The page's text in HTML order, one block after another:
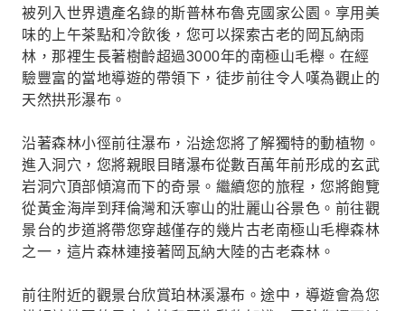
被列入世界遺產名錄的斯普林布魯克國家公園。享用美
味的上午茶點和冷飲後，您可以探索古老的岡瓦納雨
林，那裡生長著樹齡超過3000年的南極山毛櫸。在經
驗豐富的當地導遊的帶領下，徒步前往令人嘆為觀止的
天然拱形瀑布。
沿著森林小徑前往瀑布，沿途您將了解獨特的動植物。
進入洞穴，您將親眼目睹瀑布從數百萬年前形成的玄武
岩洞穴頂部傾瀉而下的奇景。繼續您的旅程，您將飽覽
從黃金海岸到拜倫灣和沃寧山的壯麗山谷景色。前往觀
景台的步道將帶您穿越僅存的幾片古老南極山毛櫸森林
之一，這片森林連接著岡瓦納大陸的古老森林。
前往附近的觀景台欣賞珀林溪瀑布。途中，導遊會為您